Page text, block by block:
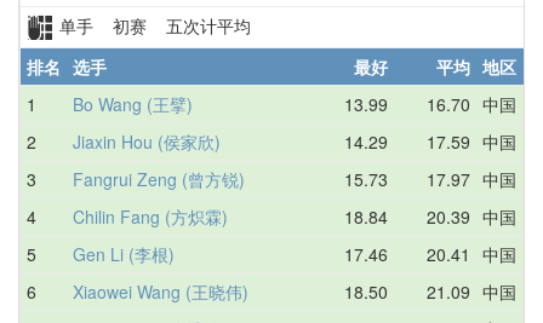
单手 初赛 五次计平均
排名 选手 最好 平均 地区
1
Bo Wang (王擘) 13.99 16.70 中国
2 Jiaxin Hou (侯家欣) 14.29 17.59 中国
3 Fangrui Zeng (曾方锐) 15.73 17.97 中国
4 Chilin Fang (方炽霖) 18.84 20.39 中国
5 Gen Li (李根) 17.46 20.41 中国
6 Xiaowei Wang (王晓伟) 18.50 21.09 中国